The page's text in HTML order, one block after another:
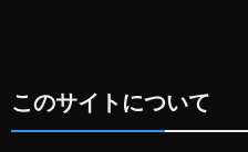
このサイトについて